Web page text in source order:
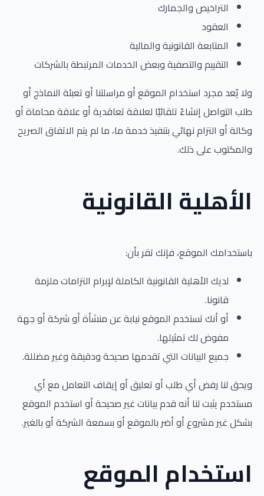
التراخيص والجمارك
العقود
المتابعة القانونية والمالية
التقييم والتصفية وبعض الخدمات المرتبطة بالشركات
ولا يُعد مجرد استخدام الموقع أو مراسلتنا أو تعبئة النماذج أو
طلب التواصل إنشاءً تلقائيًا لعلاقة تعاقدية أو علاقة محاماة أو
وكالة أو التزام نهائي بتنفيذ خدمة ما، ما لم يتم الاتفاق الصريح
والمكتوب على ذلك.
الأهلية القانونية
باستخدامك الموقع، فإنك تقر بأن:
لديك الأهلية القانونية الكاملة لإبرام التزامات ملزمة
قانونا.
أو أنك تستخدم الموقع نيابة عن منشأة أو شركة أو جهة
مفوض لك تمثيلها.
جميع البيانات التي تقدمها صحيحة ودقيقة وغير مضللة.
ويحق لنا رفض أي طلب أو تعليق أو إيقاف التعامل مع أي
مستخدم يثبت لنا أنه قدم بيانات غير صحيحة أو استخدم الموقع
بشكل غير مشروع أو أضر بالموقع أو بسمعة الشركة أو بالغير.
استخدام الموقع